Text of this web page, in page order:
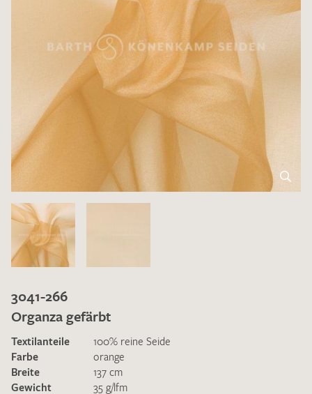
3041-266
Organza gefärbt
Textilanteile
100% reine Seide
Farbe
orange
Breite
137 cm
Gewicht
35 g/lfm